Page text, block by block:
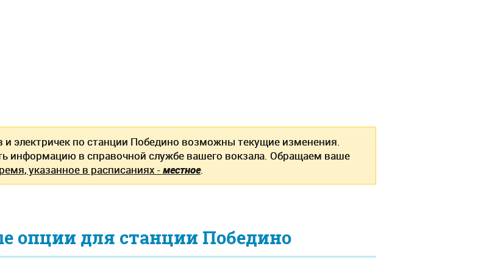
и электричек по станции Победино возможны текущие изменения.
информацию в справочной службе вашего вокзала. Обращаем ваше
указанное в расписаниях -местное.
опции для станции Победино